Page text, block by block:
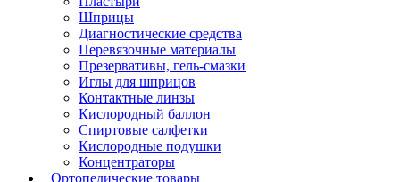
Шприцы
Диагностические средства
Перевязочные материалы
Презервативы, гель-смазки
Иглы для шприцов
Контактные линзы
Кислородный баллон
Спиртовые салфетки
Кислородные подушки
Концентраторы
Ортопедические товары